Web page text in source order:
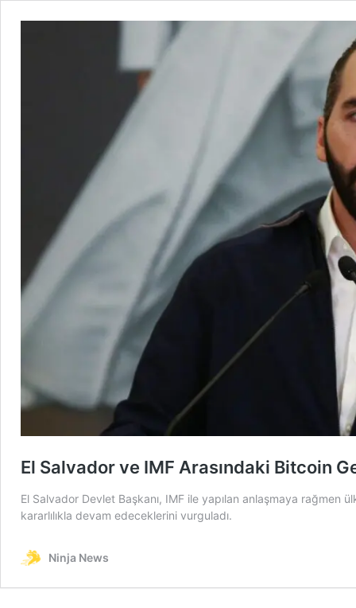
El Salvador ve IMF Arasındaki Bitcoin
El Salvador Devlet Başkanı, IMF ile yapılan anlaşmaya rağmen
kararlılıkla devam edeceklerini vurguladı.
Ninja News